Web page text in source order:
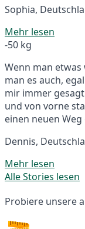
Sophia,
Mehr lesen
-50 kg
Wenn man
man es auch,
mir immer
und von vorne
einen neuen Weg
Dennis,
Mehr lesen
Alle Stories lesen
Probiere unsere